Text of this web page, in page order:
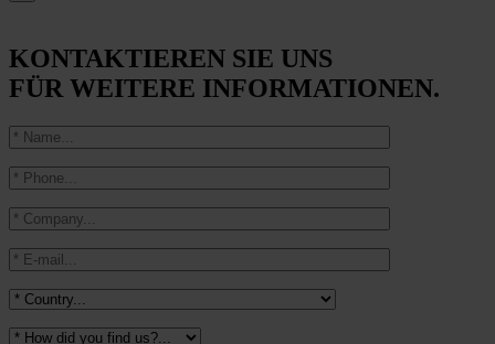
KONTAKTIEREN SIE UNS
FÜR WEITERE INFORMATIONEN.